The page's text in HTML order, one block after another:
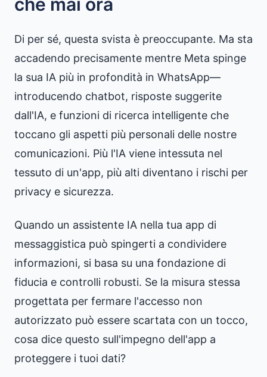
Di per sé, questa svista è preoccupante. Ma sta
accadendo precisamente mentre Meta spinge
la sua IA più in profondità in WhatsApp—
introducendo chatbot, risposte suggerite
dall'IA, e funzioni di ricerca intelligente che
toccano gli aspetti più personali delle nostre
comunicazioni. Più l'IA viene intessuta nel
tessuto di un'app, più alti diventano i rischi per
privacy e sicurezza.
Quando un assistente IA nella tua app di
messaggistica può spingerti a condividere
informazioni, si basa su una fondazione di
fiducia e controlli robusti. Se la misura stessa
progettata per fermare l'accesso non
autorizzato può essere scartata con un tocco,
cosa dice questo sull'impegno dell'app a
proteggere i tuoi dati?